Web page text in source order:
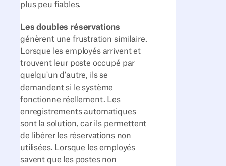
plus peu fiables.
Les doubles réservations
génèrent une frustration similaire.
Lorsque les employés arrivent et
trouvent leur poste occupé par
quelqu'un d'autre, ils se
demandent si le système
fonctionne réellement. Les
enregistrements automatiques
sont la solution, car ils permettent
de libérer les réservations non
utilisées. Lorsque les employés
savent que les postes non